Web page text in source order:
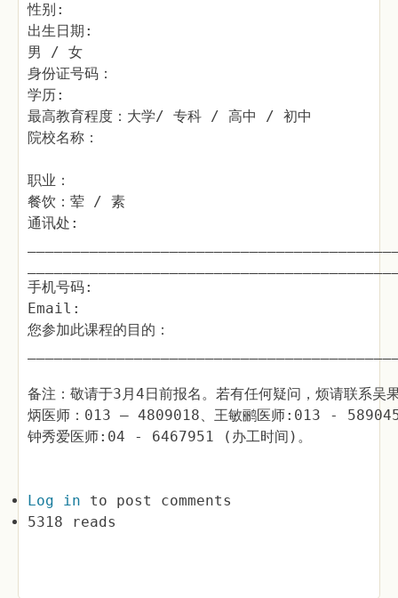
性别:
出生日期:
男 / 女
身份证号码：
学历:
最高教育程度：大学/ 专科 / 高中 / 初中
院校名称：
职业：
餐饮：荤 / 素
通讯处:
手机号码:
Email:
您参加此课程的目的：
备注：敬请于3月4日前报名。若有任何疑问，烦请联系
炳医师：013 – 4809018、王敏鹂医师:013 -
钟秀爱医师:04 - 6467951 (办工时间)。
Log in to post comments
5318 reads